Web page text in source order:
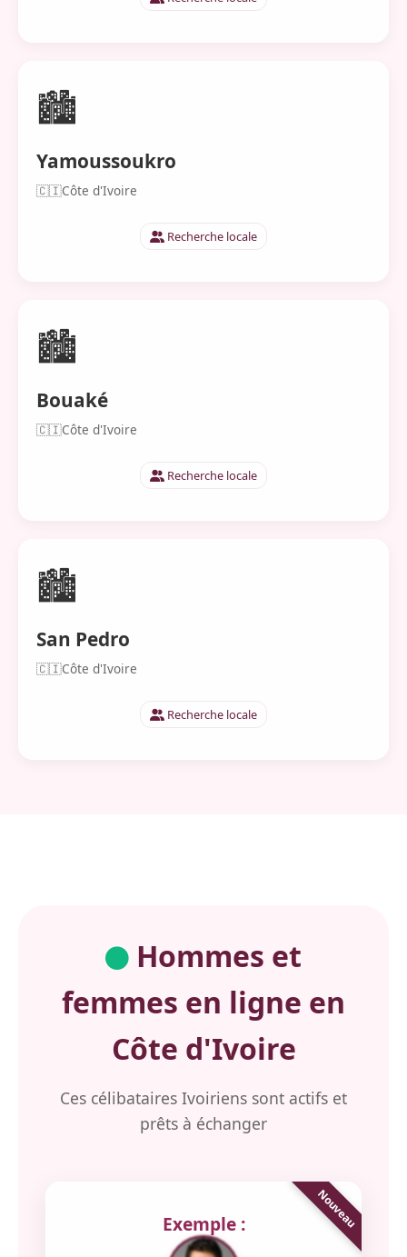
🏙️
Yamoussoukro
🇨🇮Côte d'Ivoire
Recherche locale
🏙️
Bouaké
🇨🇮Côte d'Ivoire
Recherche locale
🏙️
San Pedro
🇨🇮Côte d'Ivoire
Recherche locale
Hommes et
femmes en ligne en
Côte d'Ivoire
Ces célibataires Ivoiriens sont actifs et
prêts à échanger
Exemple :